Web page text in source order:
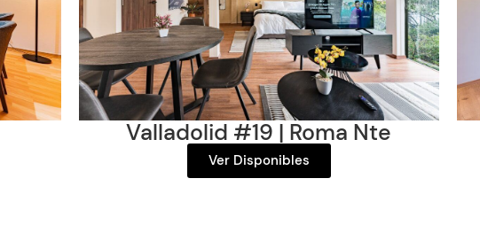
Valladolid #19 | Roma Nte
Ver Disponibles